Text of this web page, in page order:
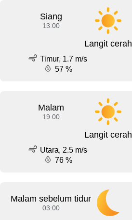
Siang
13:00
Langit cerah
Timur, 1.7 m/s
57 %
Malam
19:00
Langit cerah
Utara, 2.5 m/s
76 %
Malam sebelum tidur
03:00